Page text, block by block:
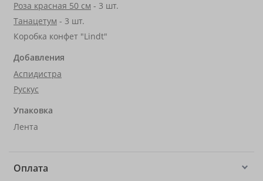
Роза красная 50 см - 3 шт.
Танацетум - 3 шт.
Коробка конфет "Lindt"
Добавления
Аспидистра
Рускус
Упаковка
Лента
Оплата